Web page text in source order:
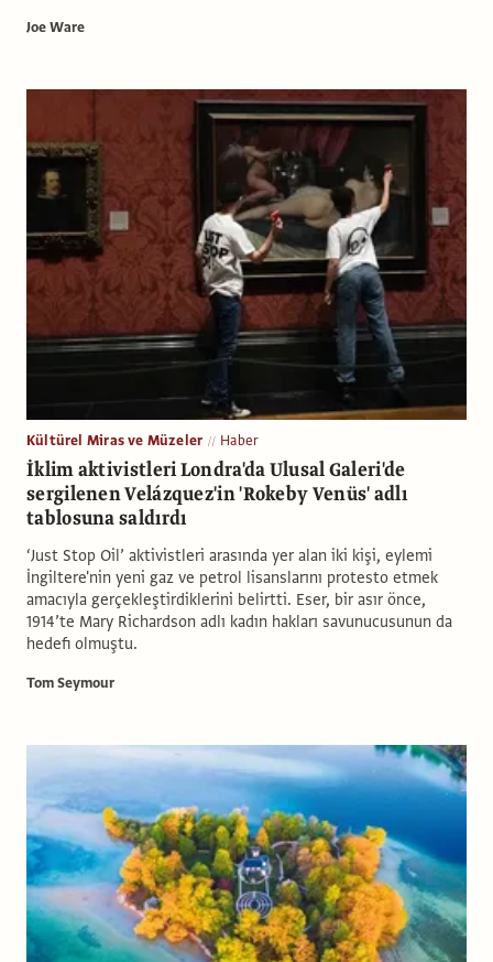
Joe Ware
Kültürel Miras ve Müzeler Haber
İklim aktivistleri Londra'da Ulusal Galeri'de
sergilenen Velázquez'in 'Rokeby Venüs' adlı
tablosuna saldırdı
‘Just Stop Oil’ aktivistleri arasında yer alan iki kişi, eylemi
İngiltere'nin yeni gaz ve petrol lisanslarını protesto etmek
amacıyla gerçekleştirdiklerini belirtti. Eser, bir asır önce,
1914’te Mary Richardson adlı kadın hakları savunucusunun da
hedefi olmuştu.
Tom Seymour